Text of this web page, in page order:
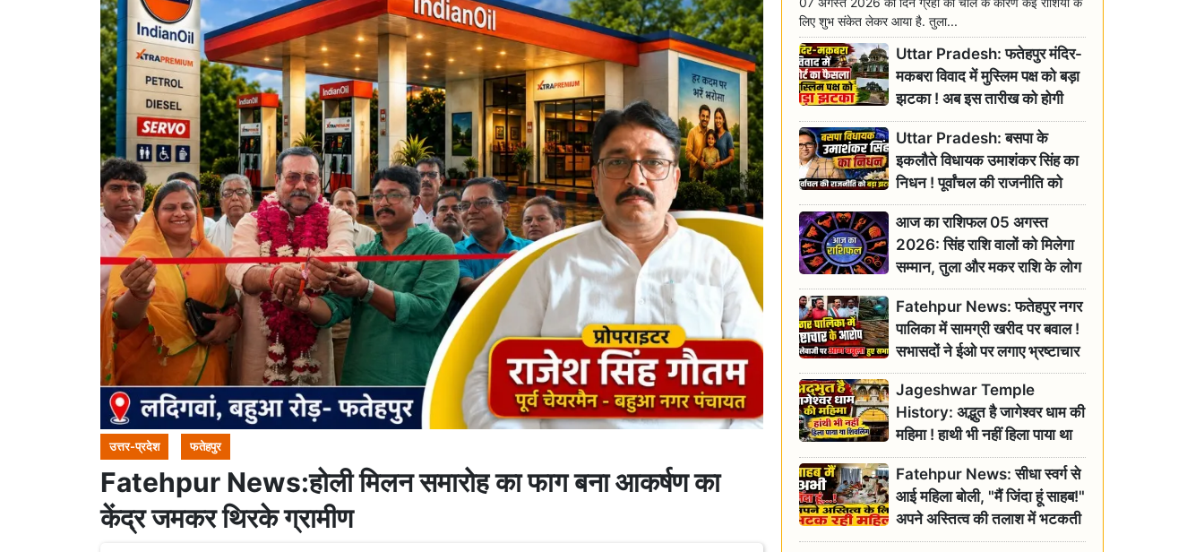
उत्तर-प्रदेश फतेहपुर
Fatehpur News:होली मिलन समारोह का फाग बना आकर्षण का
केंद्र जमकर थिरके ग्रामीण
लिए शुभ संकेत लेकर आया है. तुला...
Uttar Pradesh: फतेहपुर मंदिर-
मकबरा विवाद में मुस्लिम पक्ष को बड़ा
झटका ! अब इस तारीख को होगी
सुनवाई
Uttar Pradesh: बसपा के
इकलौते विधायक उमाशंकर सिंह का
निधन ! पूर्वांचल की राजनीति को
बड़ा झटका, योगी ने जताया दुःख
आज का राशिफल 05 अगस्त
2026: सिंह राशि वालों को मिलेगा
सम्मान, तुला और मकर राशि के लोग
रहें सतर्क
Fatehpur News: फतेहपुर नगर
पालिका में सामग्री खरीद पर बवाल !
सभासदों ने ईओ पर लगाए भ्रष्टाचार
के गंभीर आरोप
Jageshwar Temple
History: अद्भुत है जागेश्वर धाम की
महिमा ! हाथी भी नहीं हिला पाया था
शिवलिंग, जानिए क्या है इसका
इतिहास
Fatehpur News: सीधा स्वर्ग से
आई महिला बोली, "मैं जिंदा हूं साहब!"
अपने अस्तित्व की तलाश में भटकती
रही बुजुर्ग, एसडीएम ने दिए जांच के